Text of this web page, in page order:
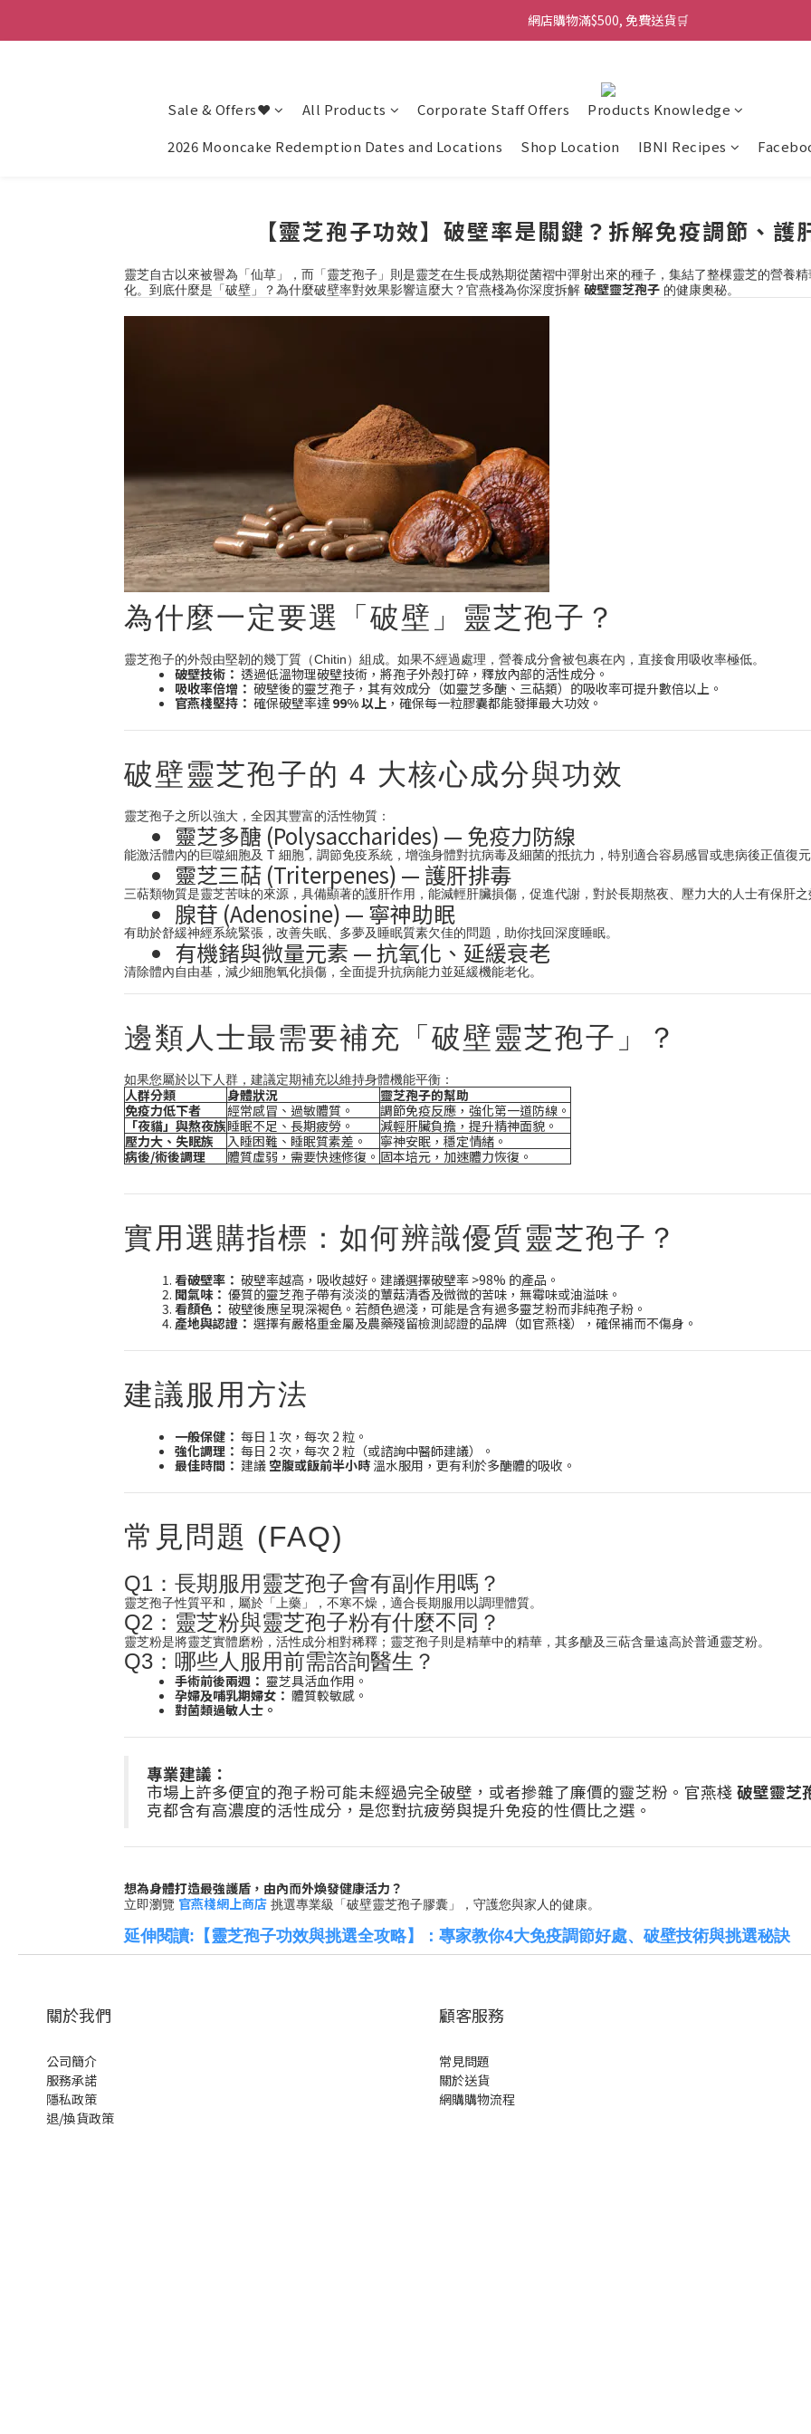
網店購物滿$500, 免費送貨🛒
Sale & Offers❤ All Products Corporate Staff Offers
Products Knowledge
2026 Mooncake Redemption Dates and Locations
Shop Location IBNI Recipes
【靈芝孢子功效】破壁率是關鍵？拆解免疫調節、護
靈芝自古以來被譽為「仙草」，而「靈芝孢子」則是靈芝在生長成熟期從菌褶中彈射出來的種子，集結了整棵靈芝的營養
化。到底什麼是「破壁」？為什麼破壁率對效果影響這麼大？官燕棧為你深度拆解 破壁靈芝孢子 的健康奧秘。
為什麼一定要選「破壁」靈芝孢子？
靈芝孢子的外殼由堅韌的幾丁質（Chitin）組成。如果不經過處理，營養成分會被包裹在內，直接食用吸收率極低。
破壁技術： 透過低溫物理破壁技術，將孢子外殼打碎，釋放內部的活性成分。
吸收率倍增： 破壁後的靈芝孢子，其有效成分（如靈芝多醣、三萜類）的吸收率可提升數倍以上。
官燕棧堅持： 確保破壁率達 99% 以上 ，確保每一粒膠囊都能發揮最大功效。
破壁靈芝孢子的 4 大核心成分與功效
靈芝孢子之所以強大，全因其豐富的活性物質：
靈芝多醣 (Polysaccharides) — 免疫力防線
能激活體內的巨噬細胞及 T 細胞，調節免疫系統，增強身體對抗病毒及細菌的抵抗力，特別適合容易感冒或患病後正值復元
靈芝三萜 (Triterpenes) — 護肝排毒
三萜類物質是靈芝苦味的來源，具備顯著的護肝作用，能減輕肝臟損傷，促進代謝，對於長期熬夜、壓力大的人士有保肝之
腺苷 (Adenosine) — 寧神助眠
有助於舒緩神經系統緊張，改善失眠、多夢及睡眠質素欠佳的問題，助你找回深度睡眠。
有機鍺與微量元素 — 抗氧化、延緩衰老
清除體內自由基，減少細胞氧化損傷，全面提升抗病能力並延緩機能老化。
邊類人士最需要補充「破壁靈芝孢子」？
如果您屬於以下人群，建議定期補充以維持身體機能平衡：
人群分類 身體狀況
靈芝孢子的幫助
免疫力低下者
經常感冒、過敏體質。
調節免疫反應，強化第一道防線。
「夜貓」與熬夜族睡眠不足、長期疲勞。
減輕肝臟負擔，提升精神面貌。
壓力大、失眠族
入睡困難、睡眠質素差。
寧神安眠，穩定情緒。
病後/術後調理
體質虛弱，需要快速修復。 固本培元，加速體力恢復。
實用選購指標：如何辨識優質靈芝孢子？
看破壁率： 破壁率越高，吸收越好。建議選擇破壁率 >98% 的產品。
聞氣味： 優質的靈芝孢子帶有淡淡的蕈菇清香及微微的苦味，無霉味或油溢味。
看顏色： 破壁後應呈現深褐色。若顏色過淺，可能是含有過多靈芝粉而非純孢子粉。
產地與認證： 選擇有嚴格重金屬及農藥殘留檢測認證的品牌（如官燕棧），確保補而不傷身。
建議服用方法
一般保健： 每日 1 次，每次 2 粒。
強化調理： 每日 2 次，每次 2 粒（或諮詢中醫師建議）。
最佳時間： 建議 空腹或飯前半小時 溫水服用，更有利於多醣體的吸收。
常見問題 (FAQ)
Q1：長期服用靈芝孢子會有副作用嗎？
靈芝孢子性質平和，屬於「上藥」，不寒不燥，適合長期服用以調理體質。
Q2：靈芝粉與靈芝孢子粉有什麼不同？
靈芝粉是將靈芝實體磨粉，活性成分相對稀釋；靈芝孢子則是精華中的精華，其多醣及三萜含量遠高於普通靈芝粉。
Q3：哪些人服用前需諮詢醫生？
手術前後兩週： 靈芝具活血作用。
孕婦及哺乳期婦女： 體質較敏感。
對菌類過敏人士。
專業建議：
市場上許多便宜的孢子粉可能未經過完全破壁，或者摻雜了廉價的靈芝粉。官燕棧 破壁靈芝
克都含有高濃度的活性成分，是您對抗疲勞與提升免疫的性價比之選。
想為身體打造最強護盾，由內而外煥發健康活力？
立即瀏覽 官燕棧網上商店 挑選專業級「破壁靈芝孢子膠囊」，守護您與家人的健康。
延伸閱讀: 【靈芝孢子功效與挑選全攻略】：專家教你4大免疫調節好處、破壁技術與挑選秘訣
關於我們
公司簡介
服務承諾
隱私政策
退/換貨政策
顧客服務
常見問題
關於送貨
網購購物流程